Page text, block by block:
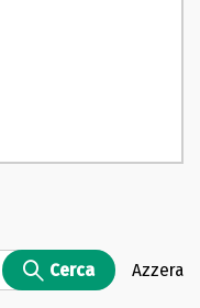
Cerca Azzera